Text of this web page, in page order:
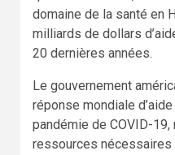
domaine de la santé en
milliards de dollars
20 dernières années.
Le gouvernement
réponse mondiale
pandémie de COVID-
ressources nécessaires